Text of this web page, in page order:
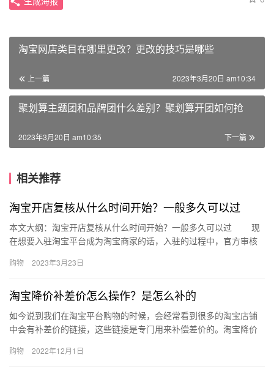
淘宝网店类目在哪里更改？更改的技巧是哪些
上一篇 2023年3月20日 am10:34
聚划算主题团和品牌团什么差别？聚划算开团如何抢
下一篇
2023年3月20日 am10:35
相关推荐
淘宝开店复核从什么时间开始？一般多久可以过
本文大纲：淘宝开店复核从什么时间开始？一般多久可以过 现
在想要入驻淘宝平台成为淘宝商家的话，入驻的过程中，官方审核
次。那…
购物 2023年3月23日
淘宝降价补差价怎么操作？是怎么补的
如今说到我们在淘宝平台购物的时候，会经常看到很多的淘宝店铺
中会有补差价的链接，这些链接是专门用来补偿差价的。淘宝降价
操作…
购物 2022年12月1日